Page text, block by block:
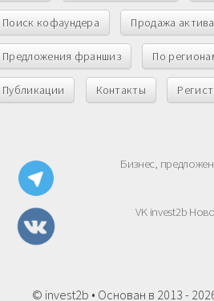
Поиск кофаундера Продажа актива
Предложения франшиз По
Публикации Контакты
Бизнес,
VK invest2b
© invest2b • Основан в 2013 -